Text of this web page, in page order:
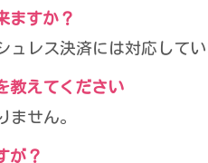
ますか？
レス決済には対応してい
教えてください
ません。
が？